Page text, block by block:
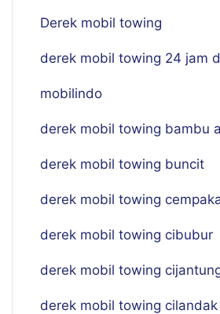
Derek mobil towing
derek mobil towing 24 jam
mobilindo
derek mobil towing bambu
derek mobil towing buncit
derek mobil towing
derek mobil towing cibubur
derek mobil towing
derek mobil towing cilandak